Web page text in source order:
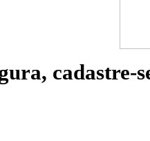
cadastre-